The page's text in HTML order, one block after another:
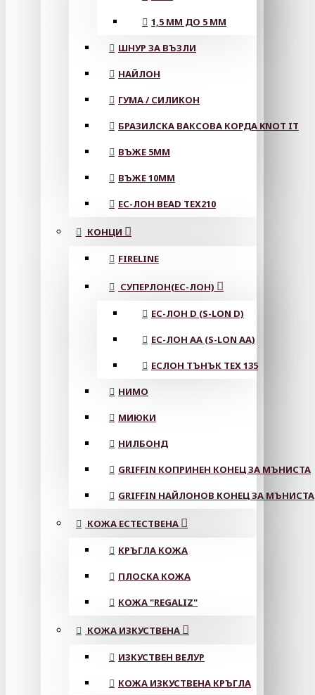
1,5 ММ ДО 5 ММ
ШНУР ЗА ВЪЗЛИ
НАЙЛОН
ГУМА / СИЛИКОН
БРАЗИЛСКА ВАКСОВА КОРДА KNOT IT
ВЪЖЕ 5MM
ВЪЖЕ 10MM
ЕС-ЛОН BEAD TEX210
КОНЦИ
FIRELINE
СУПЕРЛОН(ЕС-ЛОН)
ЕС-ЛОН D (S-LON D)
ЕС-ЛОН АА (S-LON AA)
ЕСЛОН ТЪНЪК TEX 135
НИМО
МИЮКИ
НИЛБОНД
GRIFFIN КОПРИНЕН КОНЕЦ ЗА МЪНИСТА
GRIFFIN НАЙЛОНОВ КОНЕЦ ЗА МЪНИСТА
КОЖА ЕСТЕСТВЕНА
КРЪГЛА КОЖА
ПЛОСКА КОЖА
КОЖА "REGALIZ"
КОЖА ИЗКУСТВЕНА
ИЗКУСТВЕН ВЕЛУР
КОЖА ИЗКУСТВЕНА КРЪГЛА